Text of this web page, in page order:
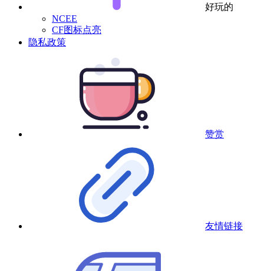
好玩的
NCEE
CF图标点亮
隐私政策
赞赏
友情链接